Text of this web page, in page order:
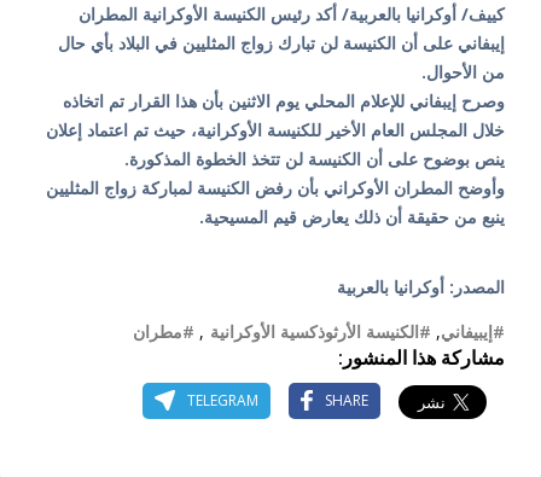
كييف/ أوكرانيا بالعربية/ أكد رئيس الكنيسة الأوكرانية المطران
إيبفاني على أن الكنيسة لن تبارك زواج المثليين في البلاد بأي حال
من الأحوال.
وصرح إيبفاني للإعلام المحلي يوم الاثنين بأن هذا القرار تم اتخاذه
خلال المجلس العام الأخير للكنيسة الأوكرانية، حيث تم اعتماد إعلان
ينص بوضوح على أن الكنيسة لن تتخذ الخطوة المذكورة.
وأوضح المطران الأوكراني بأن رفض الكنيسة لمباركة زواج المثليين
ينبع من حقيقة أن ذلك يعارض قيم المسيحية.
المصدر: أوكرانيا بالعربية
#إيبيفاني, #الكنيسة الأرثوذكسية الأوكرانية , #مطران
مشاركة هذا المنشور:
SHARE
TELEGRAM